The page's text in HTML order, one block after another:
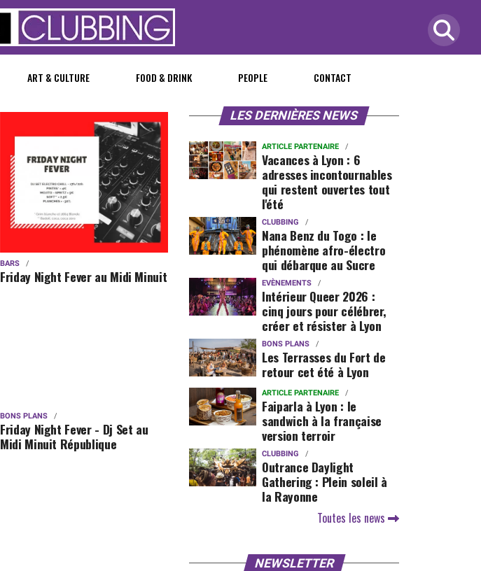
ART & CULTURE FOOD & DRINK PEOPLE CONTACT
BARS
Friday Night Fever au Midi Minuit
BONS PLANS
Friday Night Fever - Dj Set au
Midi Minuit République
LES DERNIÈRES NEWS
ARTICLE PARTENAIRE
Vacances à Lyon : 6
adresses incontournables
qui restent ouvertes tout
l'été
CLUBBING
Nana Benz du Togo : le
phénomène afro-électro
qui débarque au Sucre
EVÈNEMENTS
Intérieur Queer 2026 :
cinq jours pour célébrer,
créer et résister à Lyon
BONS PLANS
Les Terrasses du Fort de
retour cet été à Lyon
ARTICLE PARTENAIRE
Faiparla à Lyon : le
sandwich à la française
version terroir
CLUBBING
Outrance Daylight
Gathering : Plein soleil à
la Rayonne
Toutes les news
NEWSLETTER